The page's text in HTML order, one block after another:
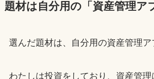
題材は自分用の「資産管理ア
選んだ題材は、自分用の資産管理ア
わたしは投資をしており、資産管